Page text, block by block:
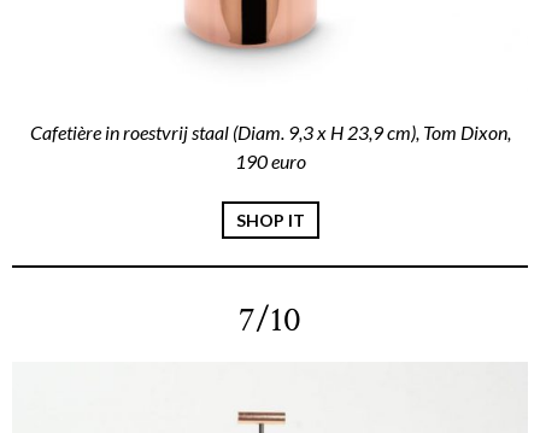
Cafetière in roestvrij staal (Diam. 9,3 x H 23,9 cm), Tom Dixon,
190 euro
SHOP IT
7/10